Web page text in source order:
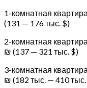
1-комнатная
(131 — 176 тыс. $)
2-комнатная
₪ (137 — 321 тыс. $)
3-комнатная
₪ (182 тыс. — 410